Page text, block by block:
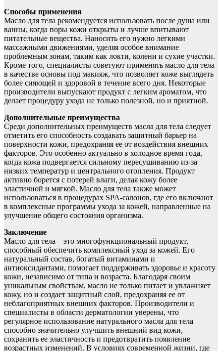
Способы применения
Масло для тела рекомендуется использовать после душа или
ванны, когда поры кожи открыты и лучше впитывают
питательные вещества. Наносить его нужно легкими
массажными движениями, уделяя особое внимание
проблемным зонам, таким как локти, колени и сухие участки.
Кроме того, специалисты советуют применять масло для тела
в качестве основы под макияж, что позволяет коже выглядеть
более сияющей и здоровой в течение всего дня. Некоторые
производители выпускают продукт с легким ароматом, что
делает процедуру ухода не только полезной, но и приятной.
Дополнительные преимущества
Среди дополнительных преимуществ масла для тела следует
отметить его способность создавать защитный барьер на
поверхности кожи, предохраняя ее от воздействия внешних
факторов. Это особенно актуально в холодное время года,
когда кожа подвергается сильному пересушиванию из-за
низких температур и центрального отопления. Продукт
активно борется с потерей влаги, делая кожу более
эластичной и мягкой. Масло для тела также может
использоваться в процедурах SPA-салонов, где его включают
в комплексные программы ухода за кожей, направленные на
улучшение общего состояния организма.
Заключение
Масло для тела – это многофункциональный продукт,
способный обеспечить комплексный уход за кожей. Его
натуральный состав, богатый витаминами и
антиоксидантами, помогает поддерживать здоровье и красоту
кожи, независимо от типа и возраста. Благодаря своим
уникальным свойствам, масло не только питает и увлажняет
кожу, но и создает защитный слой, предохраняя ее от
неблагоприятных внешних факторов. Производители и
специалисты в области дерматологии уверены, что
регулярное использование натурального масла для тела
способно значительно улучшить внешний вид кожи,
сохранить ее эластичность и предотвратить появление
возрастных изменений. В условиях современной жизни, где